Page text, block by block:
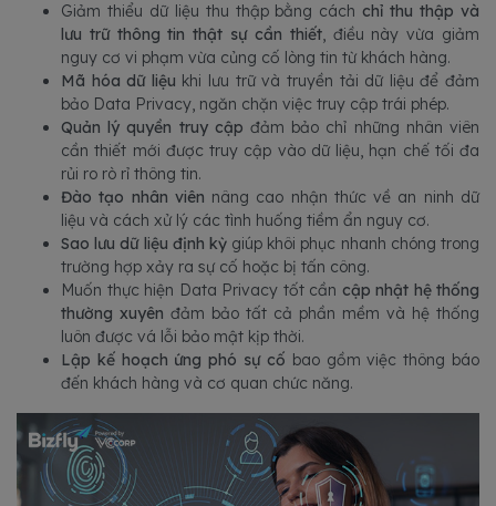
Giảm thiểu dữ liệu thu thập bằng cách chỉ thu thập và
lưu trữ thông tin thật sự cần thiết, điều này vừa giảm
nguy cơ vi phạm vừa củng cố lòng tin từ khách hàng.
Mã hóa dữ liệu khi lưu trữ và truyền tải dữ liệu để đảm
bảo Data Privacy, ngăn chặn việc truy cập trái phép.
Quản lý quyền truy cập đảm bảo chỉ những nhân viên
cần thiết mới được truy cập vào dữ liệu, hạn chế tối đa
rủi ro rò rỉ thông tin.
Đào tạo nhân viên nâng cao nhận thức về an ninh dữ
liệu và cách xử lý các tình huống tiềm ẩn nguy cơ.
Sao lưu dữ liệu định kỳgiúp khôi phục nhanh chóng trong
trường hợp xảy ra sự cố hoặc bị tấn công.
Muốn thực hiện Data Privacy tốt cần cập nhật hệ thống
thường xuyên đảm bảo tất cả phần mềm và hệ thống
luôn được vá lỗi bảo mật kịp thời.
Lập kế hoạch ứng phó sự cố bao gồm việc thông báo
đến khách hàng và cơ quan chức năng.